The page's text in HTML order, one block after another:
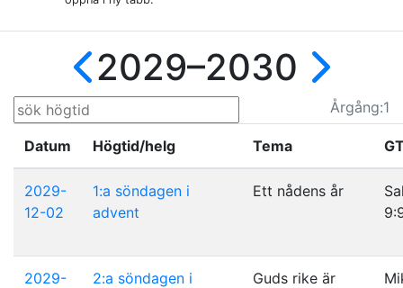
2029–2030
Årgång:1
Datum Högtid/helg Tema
2029-
12-02
1:a söndagen i
advent
Ett nådens år
2029-
2:a söndagen i
Guds rike är